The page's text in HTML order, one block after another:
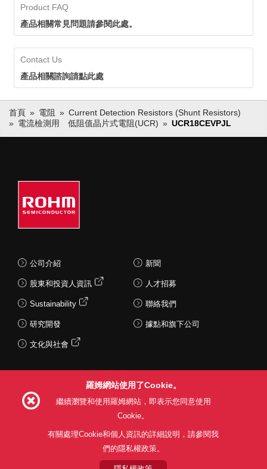
Product FAQ
產品相關常見問題請參閱此處。
Contact Us
產品相關諮詢請點此處
首頁 電阻
Current Detection Resistors (Shunt Resistors)
電流檢測用 低阻值晶片式電阻(UCR)
UCR18CEVPJL
公司介紹
股東和投資人資訊
Sustainability
研究開發
文化與社會
新聞
人才招募
聯絡我們
據點和旗下公司
利用目的 隱私權政策
羅姆網站使用了Cookie。
繼續瀏覽和使用羅姆網站，即表示您同意使用
Cookie。
有關處理Cookie和個人資訊的詳細說明，請參閱我
們的隱私權政策。